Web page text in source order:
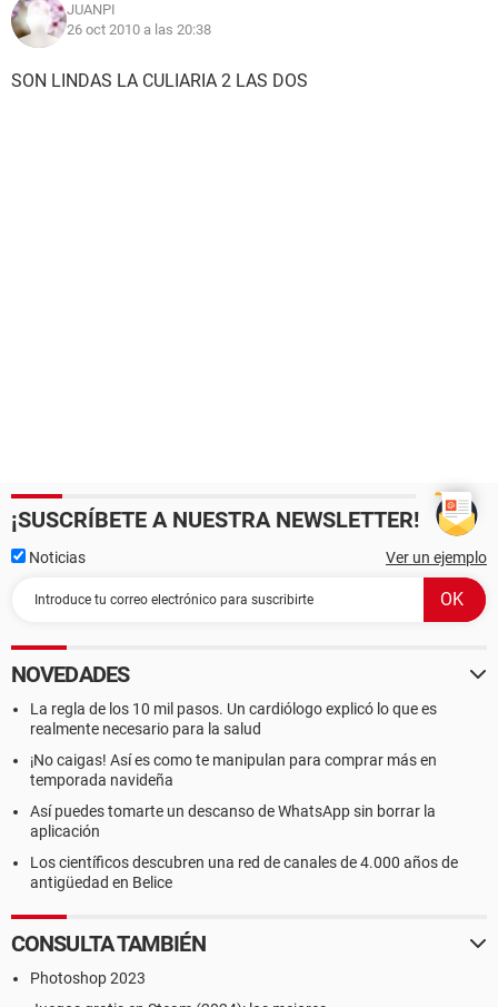
JUANPI
26 oct 2010 a las 20:38
SON LINDAS LA CULIARIA 2 LAS DOS
¡SUSCRÍBETE A NUESTRA NEWSLETTER!
Noticias Ver un ejemplo
NOVEDADES
La regla de los 10 mil pasos. Un cardiólogo explicó lo que es
realmente necesario para la salud
¡No caigas! Así es como te manipulan para comprar más en
temporada navideña
Así puedes tomarte un descanso de WhatsApp sin borrar la
aplicación
Los científicos descubren una red de canales de 4.000 años de
antigüedad en Belice
CONSULTA TAMBIÉN
Photoshop 2023